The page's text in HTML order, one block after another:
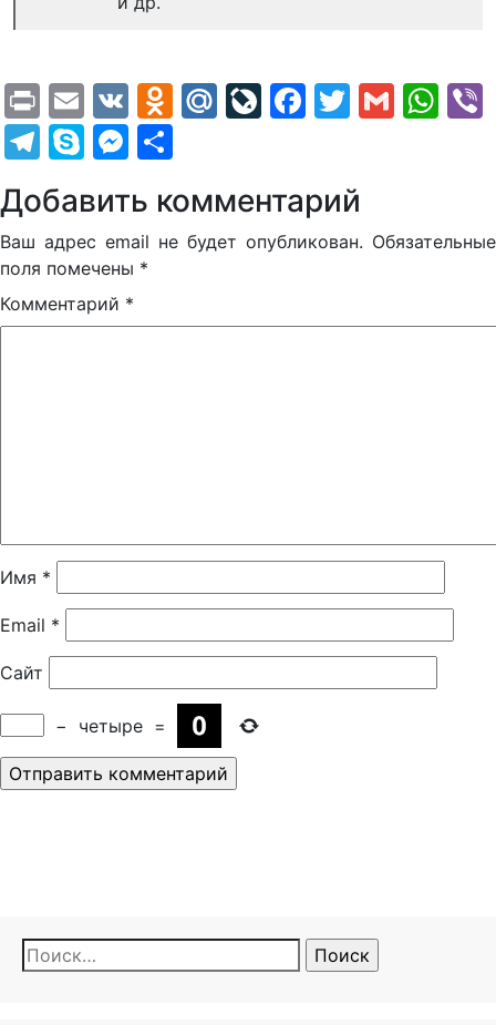
PrintEmail
VK Odnoklassniki
Mail.Ru
LiveJournal
Facebook
Twitter
Gmail
Telegram
SkypeMessenger
Добавить комментарий
Ваш адрес email не будет опубликован. Обязательные
поля помечены *
Комментарий *
Имя *
Email *
Сайт
− четыре =
Найти: